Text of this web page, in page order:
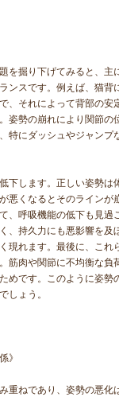
を掘り下げてみると、主
ンスです。例えば、猫背
、それによって背部の安
姿勢の崩れにより関節の
特にダッシュやジャンプ
下します。正しい姿勢は
悪くなるとそのラインが
、呼吸機能の低下も見過
、持久力にも悪影響を及
現れます。最後に、これ
筋肉や関節に不均衡な負
めです。このように姿勢
しょう。
》
重ねであり、姿勢の悪化